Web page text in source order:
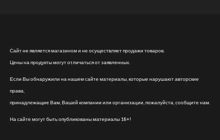
Сайт не является магазином и не осуществляет продажи товаров.
Цены на продукты могут отличаться от заявленных.
Если Вы обнаружили на нашем сайте материалы, которые нарушают авторские
права,
принадлежащие Вам, Вашей компании или организации, пожалуйста, сообщите нам.
На сайте могут быть опубликованы материалы 18+!